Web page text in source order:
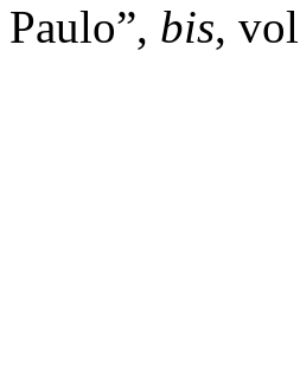
Paulo”, bis,